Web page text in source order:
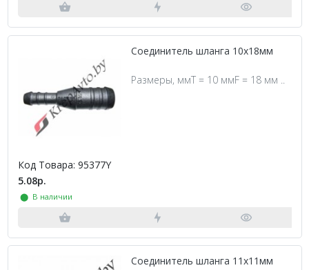
Соединитель шланга 10х18мм
Размеры, ммT = 10 ммF = 18 мм ..
Код Товара: 95377Y
5.08р.
⬤ В наличии
Соединитель шланга 11х11мм